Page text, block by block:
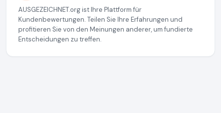
AUSGEZEICHNET.org ist Ihre Plattform für
Kundenbewertungen. Teilen Sie Ihre Erfahrungen und
profitieren Sie von den Meinungen anderer, um fundierte
Entscheidungen zu treffen.